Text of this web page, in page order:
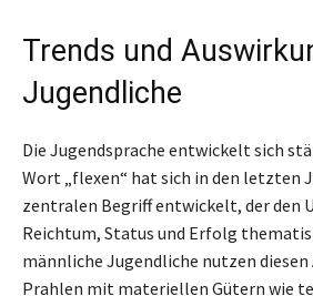
Trends und
Jugendliche
Die Jugendsprache entwickelt sich
Wort „flexen“ hat sich in den letzten
zentralen Begriff entwickelt, der den
Reichtum, Status und Erfolg
männliche Jugendliche nutzen diesen
Prahlen mit materiellen Gütern wie